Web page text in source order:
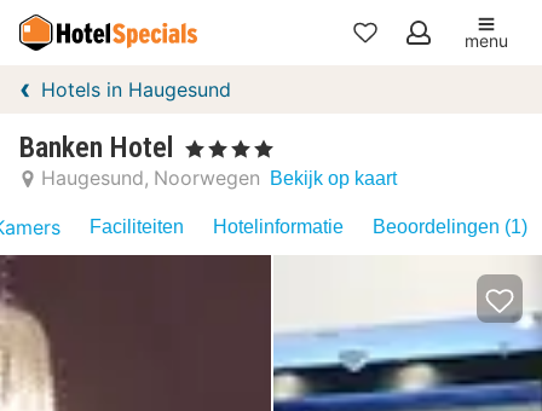
Mijn
menu
Hotels in Haugesund
Banken Hotel , 4 Sterren
Haugesund Noorwegen Bekijk op kaart
Faciliteiten Hotelinformatie Beoordelingen (1)